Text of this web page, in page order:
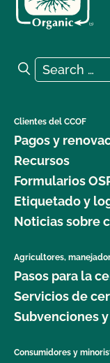
Search for:
Search
Clientes del CCOF
Pagos y
Recursos
Formularios
Etiquetado y
Noticias sobre
Agricultores,
Pasos para la
Servicios de
Subvenciones
Consumidores y